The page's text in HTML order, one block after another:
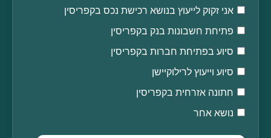
אני זקוק לייעוץ בנושא רכישת נכס בקפריסין
פתיחת חשבונות בנק בקפריסין
סיוע בפתיחת חברות בקפריסין
סיוע וייעוץ לרילוקיישן
חתונה אזרחית בקפריסין
נושא אחר